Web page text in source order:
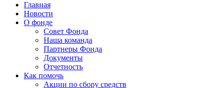
Главная
Новости
О фонде
Совет Фонда
Наша команда
Партнеры Фонда
Документы
Отчетность
Как помочь
Акции по сбору средств